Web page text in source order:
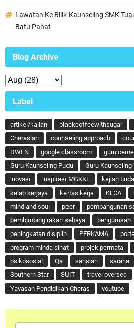
Lawatan Ke Bilik Kaunseling SMK
Batu Pahat
Blog Archive
Label
artikel/kajian blackcoffeewithsugar
Cherasian
counseling approach
DWEN
google classroom guru
Guru Kaunseling Pudu
Guru Kaunseling
inovasi
inspirasi MGKKL kajian
kelab kerjaya
kertas kerja KLCA
mind and soul
peer
pembangunan
pembimbing rakan sebaya
pengurusan
peningkatan disiplin
PERKAMA
program minda sihat
projek permata
psikososial
Qa sahsiah sarana
Southern Star
SUIT travel oversea
Yayasan Pendidikan Cheras
youtube